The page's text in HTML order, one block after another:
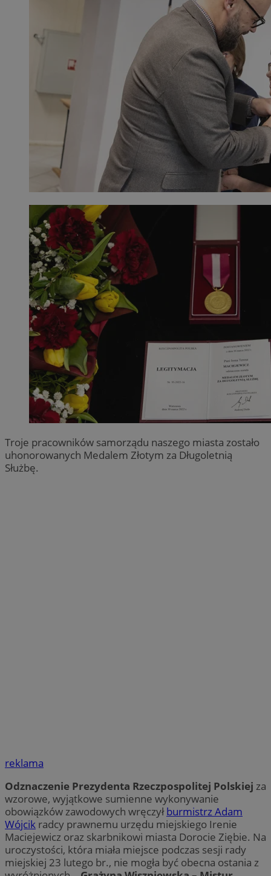
Troje pracowników samorządu naszego miasta zostało
uhonorowanych Medalem Złotym za Długoletnią
Służbę.
reklama
Odznaczenie Prezydenta Rzeczpospolitej Polskiej za
wzorowe, wyjątkowe sumienne wykonywanie
obowiązków zawodowych wręczyłburmistrz Adam
Wójcik radcy prawnemu urzędu miejskiego Irenie
Maciejewicz oraz skarbnikowi miasta Dorocie Ziębie. Na
uroczystości, która miała miejsce podczas sesji rady
miejskiej 23 lutego br., nie mogła być obecna ostania z